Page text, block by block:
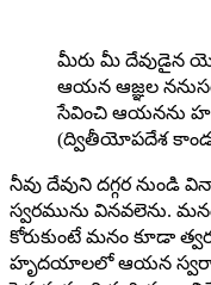
మీరు మీ దేవుడైన
ఆయన ఆజ్ఞల
సేవించి ఆయనను
(ద్వితీయోపదేశ
నీవు దేవుని దగ్గర
స్వరమును వినవలెను.
కోరుకుంటే మనం కూడా
హృదయాలలో ఆయన